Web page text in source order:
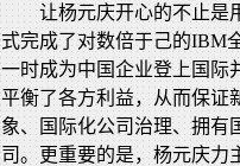
让杨元庆开心的不止是
式完成了对数倍于己的IBM
一时成为中国企业登上国际
平衡了各方利益，从而保证
象、国际化公司治理、拥有
司。更重要的是，杨元庆力